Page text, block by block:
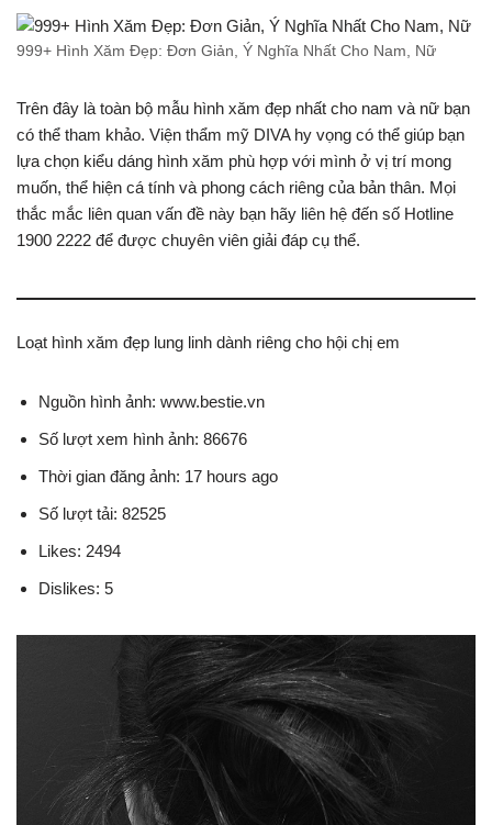
999+ Hình Xăm Đẹp: Đơn Giản, Ý Nghĩa Nhất Cho Nam, Nữ
Trên đây là toàn bộ mẫu hình xăm đẹp nhất cho nam và nữ bạn
có thể tham khảo. Viện thẩm mỹ DIVA hy vọng có thể giúp bạn
lựa chọn kiểu dáng hình xăm phù hợp với mình ở vị trí mong
muốn, thể hiện cá tính và phong cách riêng của bản thân. Mọi
thắc mắc liên quan vấn đề này bạn hãy liên hệ đến số Hotline
1900 2222 để được chuyên viên giải đáp cụ thể.
Loạt hình xăm đẹp lung linh dành riêng cho hội chị em
Nguồn hình ảnh: www.bestie.vn
Số lượt xem hình ảnh: 86676
Thời gian đăng ảnh: 17 hours ago
Số lượt tải: 82525
Likes: 2494
Dislikes: 5